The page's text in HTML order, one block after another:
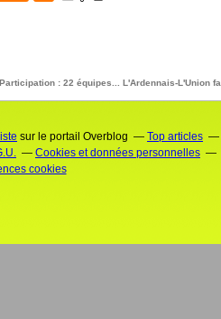
: 22 équipes... L'Ardennais-L'Union
sur le portail Overblog
Top articles
Cookies et données personnelles
cookies